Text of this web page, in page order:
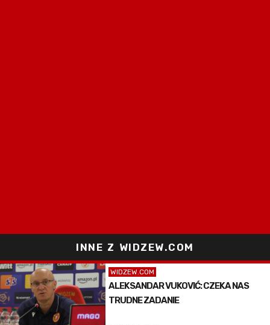
INNE Z WIDZEW.COM
WIDZEW.COM
ALEKSANDAR VUKOVIĆ: CZEKA NAS
TRUDNE ZADANIE